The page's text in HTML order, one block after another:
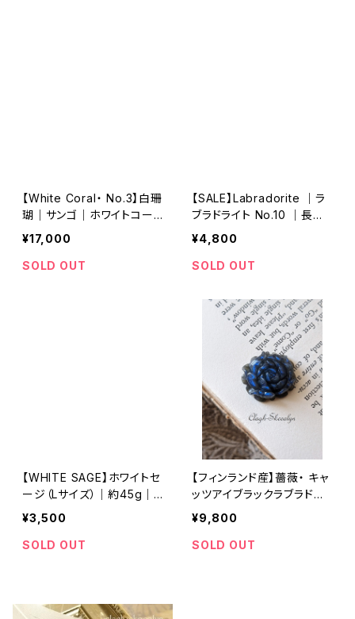
【White Coral・ No.3】白珊
瑚｜サンゴ｜ホワイトコー
ラル｜原木｜化石｜オブジ
ェ｜店舗什器｜撮影什器｜
インテリア雑貨
¥17,000
SOLD OUT
【SALE】Labradorite ｜ラ
ブラドライト No.10 ｜長方
形ルース ｜Rectangle ｜
レインボー入り ｜天然石ル
ース
¥4,800
SOLD OUT
【WHITE SAGE】ホワイトセ
ージ（Lサイズ）｜約45g｜
浄化グッズ｜カリフォルニア
州産
¥3,500
SOLD OUT
【フィンランド産】薔薇・ キャ
ッツアイブラックラブラドラ
イト（スペクトロライト）No.
26 /飾り石 /守り石 /
一点物
¥9,800
SOLD OUT